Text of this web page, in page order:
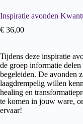
Inspiratie avonden
€ 36,00
Tijdens deze inspiratie
de groep informatie
begeleiden. De avonden
laagdrempelig willen
healing en
te komen in jouw ware,
ervaar!